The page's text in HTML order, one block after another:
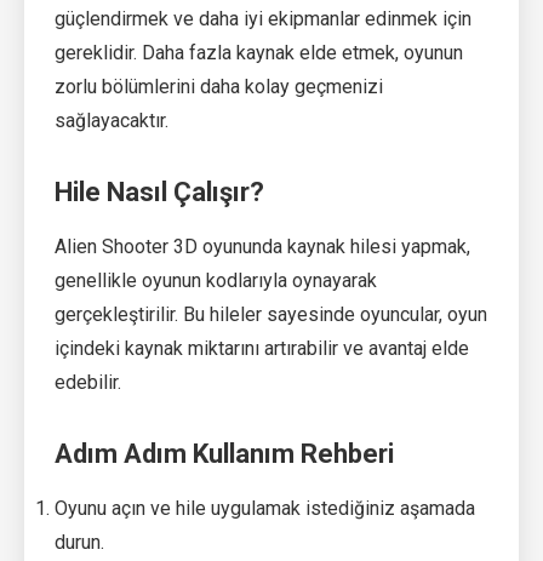
güçlendirmek ve daha iyi ekipmanlar edinmek için
gereklidir. Daha fazla kaynak elde etmek, oyunun
zorlu bölümlerini daha kolay geçmenizi
sağlayacaktır.
Hile Nasıl Çalışır?
Alien Shooter 3D oyununda kaynak hilesi yapmak,
genellikle oyunun kodlarıyla oynayarak
gerçekleştirilir. Bu hileler sayesinde oyuncular, oyun
içindeki kaynak miktarını artırabilir ve avantaj elde
edebilir.
Adım Adım Kullanım Rehberi
Oyunu açın ve hile uygulamak istediğiniz aşamada
durun.